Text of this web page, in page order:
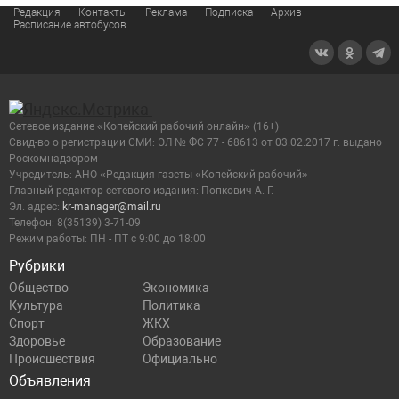
Редакция Контакты Реклама Подписка
Архив
Расписание автобусов
Рубрики
Общество
Экономика
Культура
Политика
Спорт
ЖКХ
Здоровье
Образование
Происшествия
Официально
Объявления
Сетевое издание «Копейский рабочий онлайн» (16+)
Cвид-во о регистрации СМИ: ЭЛ № ФС 77 - 68613 от 03.02.2017 г. выдано
Роскомнадзором
Учредитель: АНО «Редакция газеты «Копейский рабочий»
Главный редактор сетевого издания: Попкович А. Г.
Эл. адрес: kr-manager@mail.ru
Телефон: 8(35139) 3-71-09
Режим работы: ПН - ПТ с 9:00 до 18:00